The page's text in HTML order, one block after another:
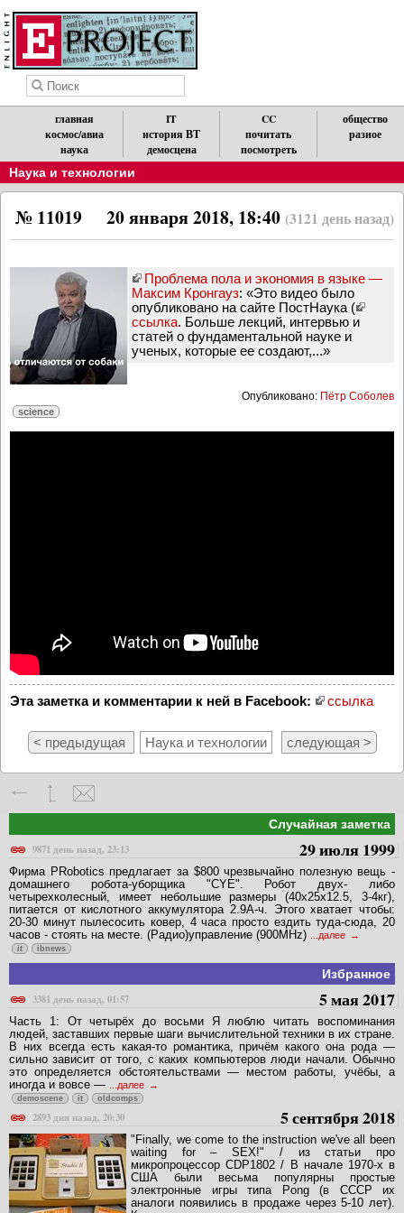
главная
космос/авиа
наука
IT
история ВТ
демосцена
CC
почитать
посмотреть
общество
разное
Наука и технологии
20 января 2018, 18:40 (3121 день назад)
№ 11019
Проблема пола и экономия в языке —
Максим Кронгауз: «Это видео было
опубликовано на сайте ПостНаука (
ссылка. Больше лекций, интервью и
статей о фундаментальной науке и
ученых, которые ее создают,...»
Опубликовано: Пётр Соболев
science
Эта заметка и комментарии к ней в Facebook: ссылка
< предыдущая Наука и технологии следующая >
Случайная заметка
9871 день назад, 23:13
29 июля 1999
Фирма PRobotics предлагает за $800 чрезвычайно полезную вещь -
домашнего робота-уборщика "CYE". Робот двух- либо
четырехколесный, имеет небольшие размеры (40x25x12.5, 3-4кг),
питается от кислотного аккумулятора 2.9А-ч. Этого хватает чтобы:
20-30 минут пылесосить ковер, 4 часа просто ездить туда-сюда, 20
часов - стоять на месте. (Радио)управление (900MHz)
...далее
it ibnews
Избранное
3381 день назад, 01:57
5 мая 2017
Часть 1: От четырёх до восьми Я люблю читать воспоминания
людей, заставших первые шаги вычислительной техники в их стране.
В них всегда есть какая-то романтика, причём какого она рода —
сильно зависит от того, с каких компьютеров люди начали. Обычно
это определяется обстоятельствами — местом работы, учёбы, а
иногда и вовсе —
...далее
demoscene it oldcomps
2893 дня назад, 20:30 5 сентября 2018
"Finally, we come to the instruction we've all been
waiting for – SEX!" / из статьи про
микропроцессор CDP1802 / В начале 1970-х в
США были весьма популярны простые
электронные игры типа Pong (в СССР их
аналоги появились в продаже через 5-10 лет).